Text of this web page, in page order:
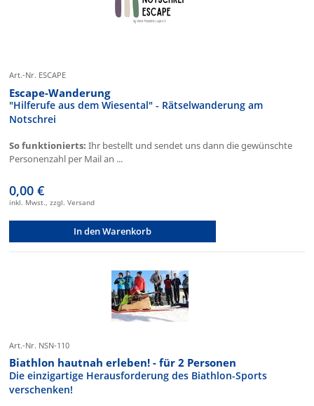
Art.-Nr. ESCAPE
Escape-Wanderung
"Hilferufe aus dem Wiesental" - Rätselwanderung am
Notschrei
So funktionierts: Ihr bestellt und sendet uns dann die gewünschte
Personenzahl per Mail an ...
0,00 €
inkl. Mwst., zzgl. Versand
In den Warenkorb
Art.-Nr. NSN-110
Biathlon hautnah erleben! - für 2 Personen
Die einzigartige Herausforderung des Biathlon-Sports
verschenken!